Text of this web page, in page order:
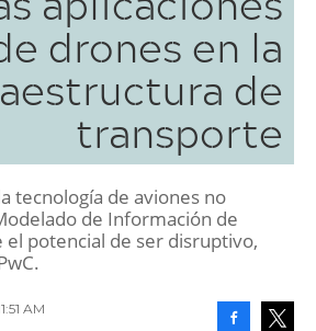
drones en la
de
transporte
tecnología de aviones no
de Información de
potencial de ser disruptivo,
AM